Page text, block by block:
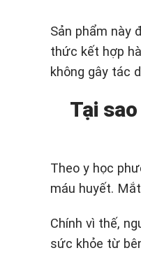
Sản phẩm này
thức kết hợp
không gây tác
Tại
Theo y học
máu huyết.
Chính vì thế,
sức khỏe từ